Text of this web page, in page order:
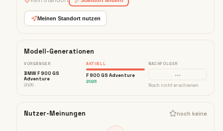
Meinen Standort nutzen
Modell-Generationen
VORGÄNGER
BMW F 900 GS
Adventure
2025
AKTUELL
F 900 GS Adventure
2026
NACHFOLGER
···
Noch nicht erschienen
Nutzer-Meinungen noch keine